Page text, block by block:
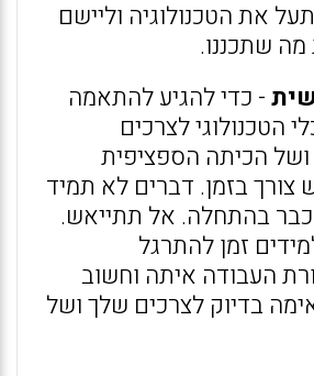
את הטכנולוגיה וליישם
שתכננו.
- כדי להגיע להתאמה
הטכנולוגי לצרכים
הכיתה הספציפית
בזמן. דברים לא תמיד
כבר בהתחלה. אל תתייאש.
זמן להתרגל
העבודה איתה וחשוב
בדיוק לצרכים שלך ושל